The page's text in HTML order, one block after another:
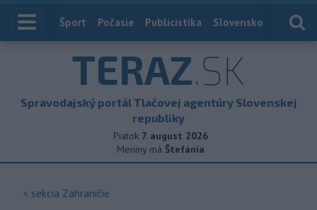
Index
Šport Počasie Publicistika Slovensko
TERAZ.SK
Spravodajský portál Tlačovej agentúry Slovenskej
republiky
Piatok 7. august 2026
Meniny má Štefánia
< sekcia Zahraničie